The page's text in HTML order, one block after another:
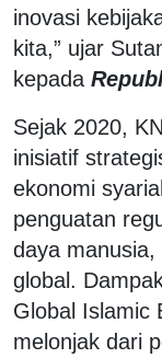
inovasi
kita,” ujar
kepada
Sejak 2020,
inisiatif
ekonomi
penguatan
daya manusia,
global.
Global Islamic
melonjak dari